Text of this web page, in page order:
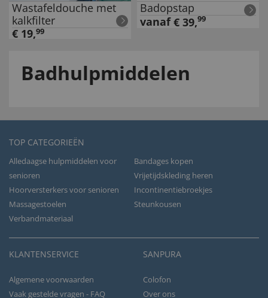
Wastafeldouche met
kalkfilter
€ 19,99
Badopstap
vanaf € 39,99
Badhulpmiddelen
TOP CATEGORIEËN
Alledaagse hulpmiddelen voor
senioren
Bandages kopen
Vrijetijdskleding heren
Hoorversterkers voor senioren
Incontinentiebroekjes
Massagestoelen
Steunkousen
Verbandmateriaal
KLANTENSERVICE
Algemene voorwaarden
Vaak gestelde vragen - FAQ
SANPURA
Colofon
Over ons